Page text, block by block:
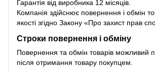
Гарантія від виробника 12 місяців.
Компанія здійснює повернення і обмін
якості згідно Закону «Про захист прав
Строки повернення і обміну
Повернення та обмін товарів можливий
після отримання товару покупцем.